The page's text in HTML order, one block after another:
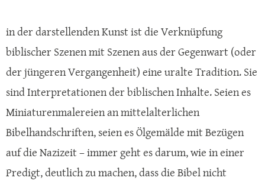
in der darstellenden Kunst ist die Verknüpfung
biblischer Szenen mit Szenen aus der Gegenwart (oder
der jüngeren Vergangenheit) eine uralte Tradition. Sie
sind Interpretationen der biblischen Inhalte. Seien es
Miniaturenmalereien an mittelalterlichen
Bibelhandschriften, seien es Ölgemälde mit Bezügen
auf die Nazizeit – immer geht es darum, wie in einer
Predigt, deutlich zu machen, dass die Bibel nicht